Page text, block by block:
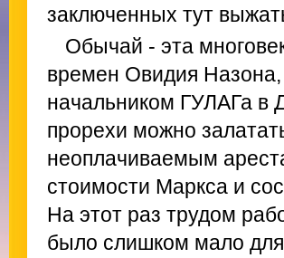
заключенных тут
Обычай - эта
времен Овидия Назона,
начальником ГУЛАГа в
прорехи можно
неоплачиваемым
стоимости Маркса и
На этот раз трудом
было слишком мало